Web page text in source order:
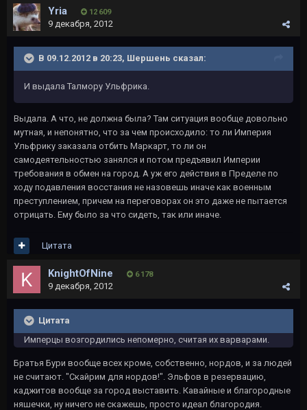
Yria 12 609
9 декабря, 2012
В 09.12.2012 в 20:23, Шершень сказал:
И выдала Талмору Ульфрика.
Выдала. А что, не должна была? Там ситуация вообще довольно
мутная, и непонятно, что за чем происходило: то ли Империя
Ульфрику заказала отбить Маркарт, то ли он
самодеятельностью занялся и потом предъявил Империи
требования в обмен на город. А уж его действия в Пределе по
ходу подавления восстания не назовешь иначе как военным
преступлением, причем на переговорах он это даже не пытается
отрицать. Ему было за что сидеть, так или иначе.
Цитата
KnightOfNine 6 178
9 декабря, 2012
Цитата
Имперцы возгордились непомерно, считая их варварами.
Братья Бури вообще всех кроме, собственно, нордов, и за людей
не считают. "Скайрим для нордов!". Эльфов в резервацию,
каджитов вообще за город выставить. Кавайные и благородные
няшечки, ну ничего не скажешь, просто идеал благородия.